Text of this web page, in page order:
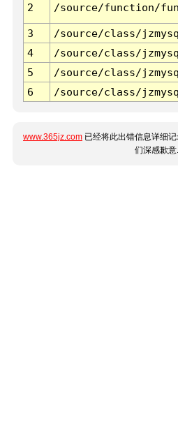
2 /source/function/
3 /source/class/
4
/source/class/
5
/source/class/
6
/source/class/
www.365jz.com 已经将此出错信息详细
们深感歉意.